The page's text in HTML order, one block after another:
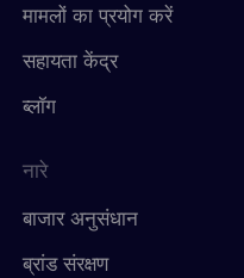
मामलों का प्रयोग करें
सहायता केंद्र
ब्लॉग
नारे
बाजार अनुसंधान
ब्रांड संरक्षण